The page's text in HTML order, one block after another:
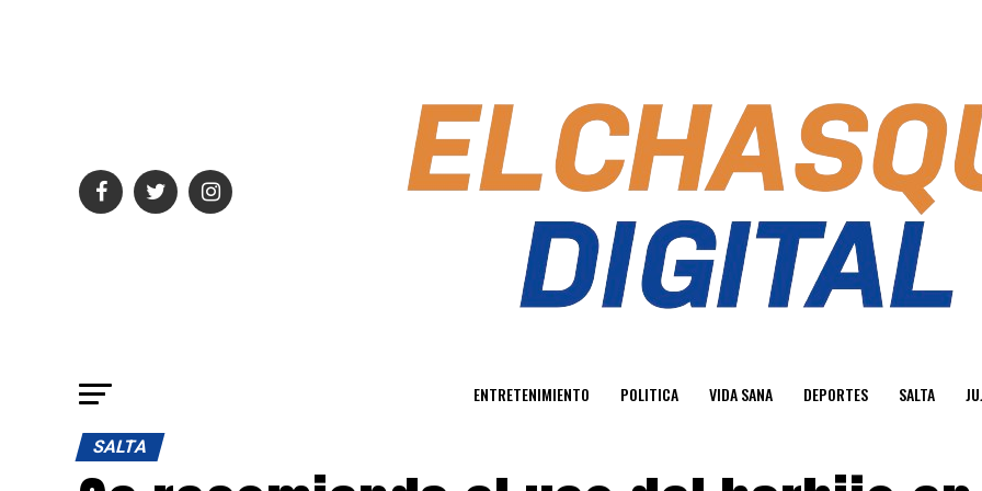
ENTRETENIMIENTO POLITICA VIDA SANA DEPORTES SALTA
SALTA